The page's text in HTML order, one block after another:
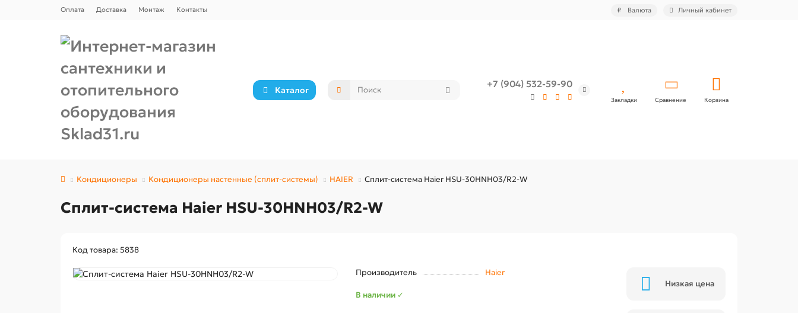
Оплата Доставка Монтаж Контакты ₽ Валюта Личный кабинет
Каталог
+7 (904) 532-59-90
Закладки Сравнение Корзина
Кондиционеры Кондиционеры настенные (сплит-системы) HAIER Сплит-система Haier HSU-30HNH03/R2-W
Сплит-система Haier HSU-30HNH03/R2-W
Код товара: 5838
Производитель Haier
В наличии ✓
Низкая цена